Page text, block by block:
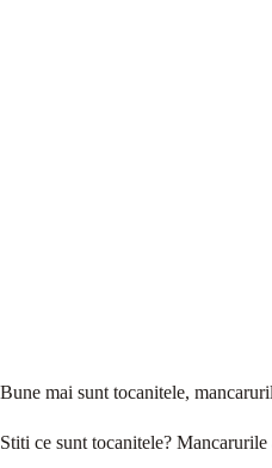
Bune mai sunt tocanitele,
Stiti ce sunt tocanitele?